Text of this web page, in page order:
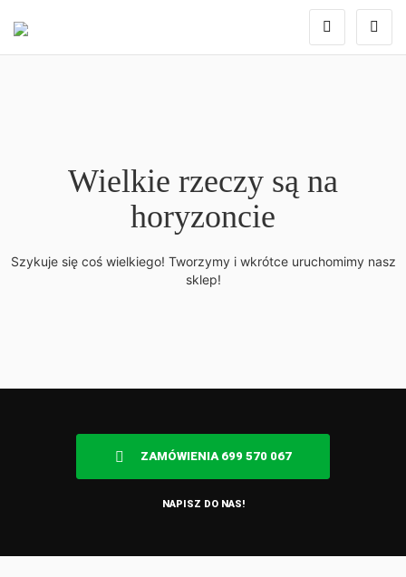
Wielkie rzeczy są na
horyzoncie
Szykuje się coś wielkiego! Tworzymy i wkrótce uruchomimy nasz
sklep!
ZAMÓWIENIA 699 570 067
NAPISZ DO NAS!